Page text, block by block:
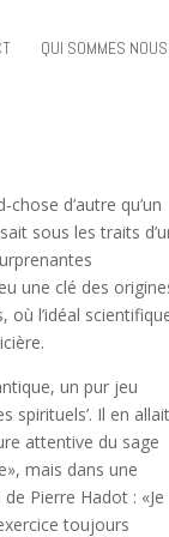
QUI SOMMES
d’autre qu’un
sous les traits
une clé des
où l’idéal
un pur jeu
spirituels’. Il en allait
attentive du sage
mais dans une
Pierre Hadot : «Je
toujours